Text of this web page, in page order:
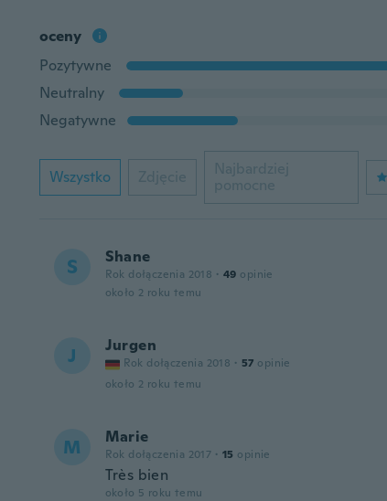
oceny
Pozytywne
Neutralny
Negatywne
Wszystko Zdjęcie
Najbardziej
pomocne
S Shane
Rok dołączenia 2018 · 49 opinie
około 2 roku temu
J Jurgen
Rok dołączenia 2018 · 57 opinie
około 2 roku temu
M Marie
Rok dołączenia 2017 · 15 opinie
Très bien
około 5 roku temu